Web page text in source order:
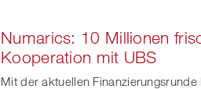
Numarics: 10 Millionen
Kooperation mit UBS
Mit der aktuellen